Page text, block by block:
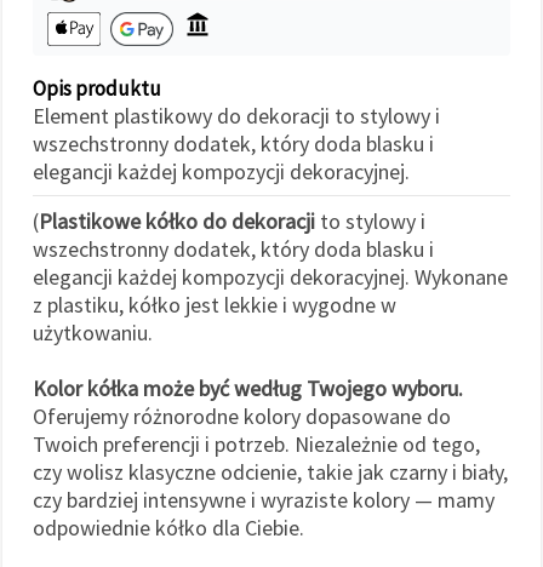
Ustawienia
Opis produktu
Element plastikowy do dekoracji to stylowy i
wszechstronny dodatek, który doda blasku i
elegancji każdej kompozycji dekoracyjnej.
(Plastikowe kółko do dekoracji to stylowy i
wszechstronny dodatek, który doda blasku i
elegancji każdej kompozycji dekoracyjnej. Wykonane
z plastiku, kółko jest lekkie i wygodne w
użytkowaniu.
Kolor kółka może być według Twojego wyboru.
Oferujemy różnorodne kolory dopasowane do
Twoich preferencji i potrzeb. Niezależnie od tego,
czy wolisz klasyczne odcienie, takie jak czarny i biały,
czy bardziej intensywne i wyraziste kolory — mamy
odpowiednie kółko dla Ciebie.